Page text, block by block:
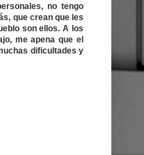
no tengo
que crean que les
son ellos. A los
me apena que el
dificultades y